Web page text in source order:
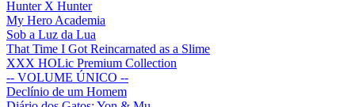
Hunter X Hunter
My Hero Academia
Sob a Luz da Lua
That Time I Got Reincarnated as a Slime
XXX HOLic Premium Collection
-- VOLUME ÚNICO --
Declínio de um Homem